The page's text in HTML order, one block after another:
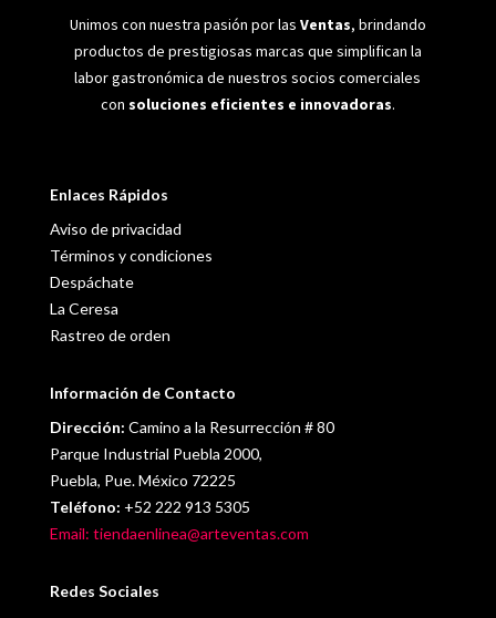
Unimos con nuestra pasión por las Ventas, brindando
productos de prestigiosas marcas que simplifican la
labor gastronómica de nuestros socios comerciales
con soluciones eficientes e innovadoras.
Enlaces Rápidos
Aviso de privacidad
Términos y condiciones
Despáchate
La Ceresa
Rastreo de orden
Información de Contacto
Dirección: Camino a la Resurrección # 80
Parque Industrial Puebla 2000,
Puebla, Pue. México 72225
Teléfono: +52 222 913 5305
Email: tiendaenlinea@arteventas.com
Redes Sociales